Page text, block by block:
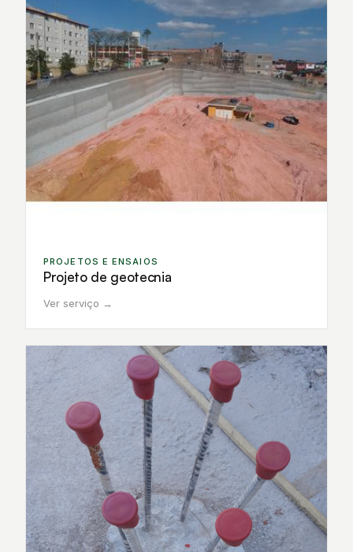
PROJETOS E ENSAIOS
Projeto de geotecnia
Ver serviço →